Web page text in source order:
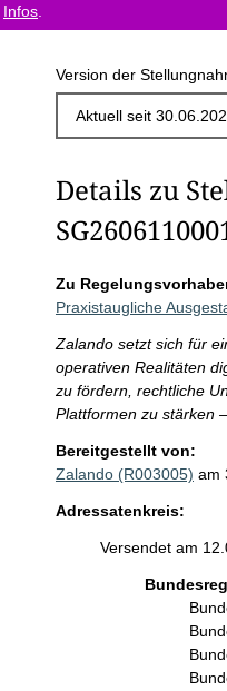
Infos
Version der
Details zu
Zu
Praxistaugliche
Zalando setzt sich für
operativen Realitäten
zu fördern, rechtliche
Plattformen zu stärken
Bereitgestellt von:
Zalando (R003005) am
Adressatenkreis:
Versendet am